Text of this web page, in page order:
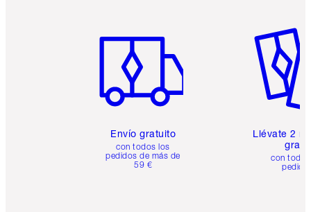
Envío gratuito
con todos los
pedidos de más de
59 €
Llévate 2
gratis
con